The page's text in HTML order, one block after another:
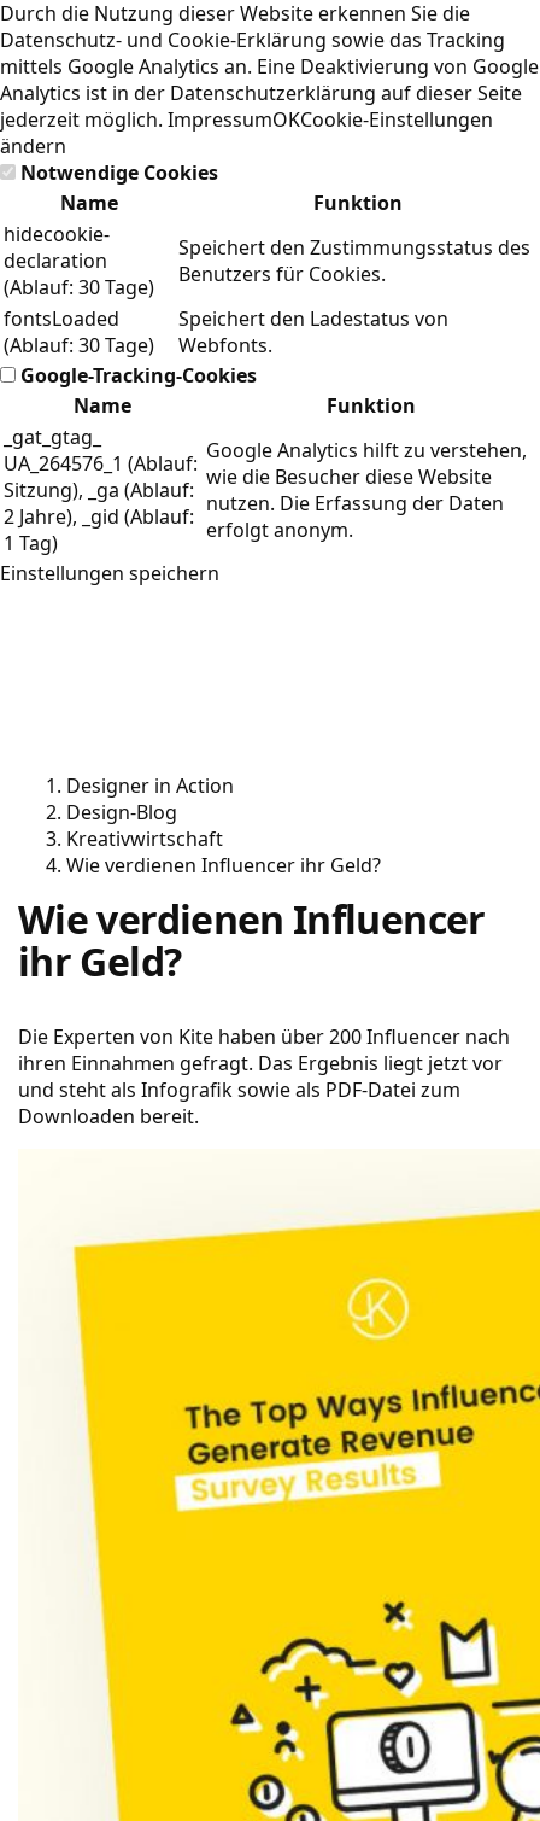
Durch die Nutzung dieser Website erkennen Sie die
Datenschutz- und Cookie-Erklärung sowie das Tracking
mittels Google Analytics an. Eine Deaktivierung von Google
Analytics ist in der Datenschutzerklärung auf dieser Seite
jederzeit möglich. ImpressumOKCookie-Einstellungen
ändern
Notwendige Cookies
Name
Funktion
hidecookie-
declaration
(Ablauf: 30 Tage)
Speichert den Zustimmungsstatus des
Benutzers für Cookies.
fontsLoaded
(Ablauf: 30 Tage)
Speichert den Ladestatus von
Webfonts.
Google-Tracking-Cookies
Name
Funktion
_gat_gtag_
UA_264576_1 (Ablauf:
Sitzung), _ga (Ablauf:
2 Jahre), _gid (Ablauf:
1 Tag)
Google Analytics hilft zu verstehen,
wie die Besucher diese Website
nutzen. Die Erfassung der Daten
erfolgt anonym.
Einstellungen speichern
Designer in Action
Design-Blog
Kreativwirtschaft
Wie verdienen Influencer ihr Geld?
Wie verdienen Influencer
ihr Geld?
Die Experten von Kite haben über 200 Influencer nach
ihren Einnahmen gefragt. Das Ergebnis liegt jetzt vor
und steht als Infografik sowie als PDF-Datei zum
Downloaden bereit.